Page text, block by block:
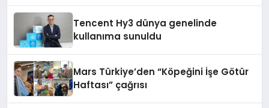
Tencent Hy3 dünya genelinde
kullanıma sunuldu
Mars Türkiye’den “Köpeğini İşe Götür
Haftası” çağrısı